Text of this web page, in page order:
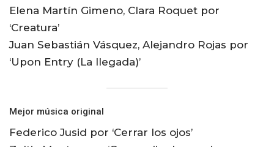
Elena Martín Gimeno, Clara Roquet por
‘Creatura’
Juan Sebastián Vásquez, Alejandro Rojas por
‘Upon Entry (La llegada)’
Mejor música original
Federico Jusid por ‘Cerrar los ojos’